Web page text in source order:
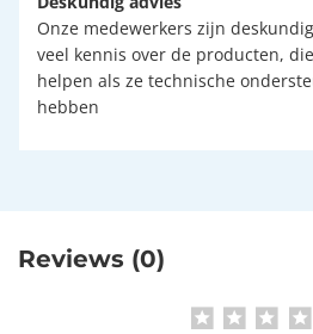
Onze medewerkers zijn
veel kennis over de producten,
helpen als ze technische
hebben
Reviews (0)